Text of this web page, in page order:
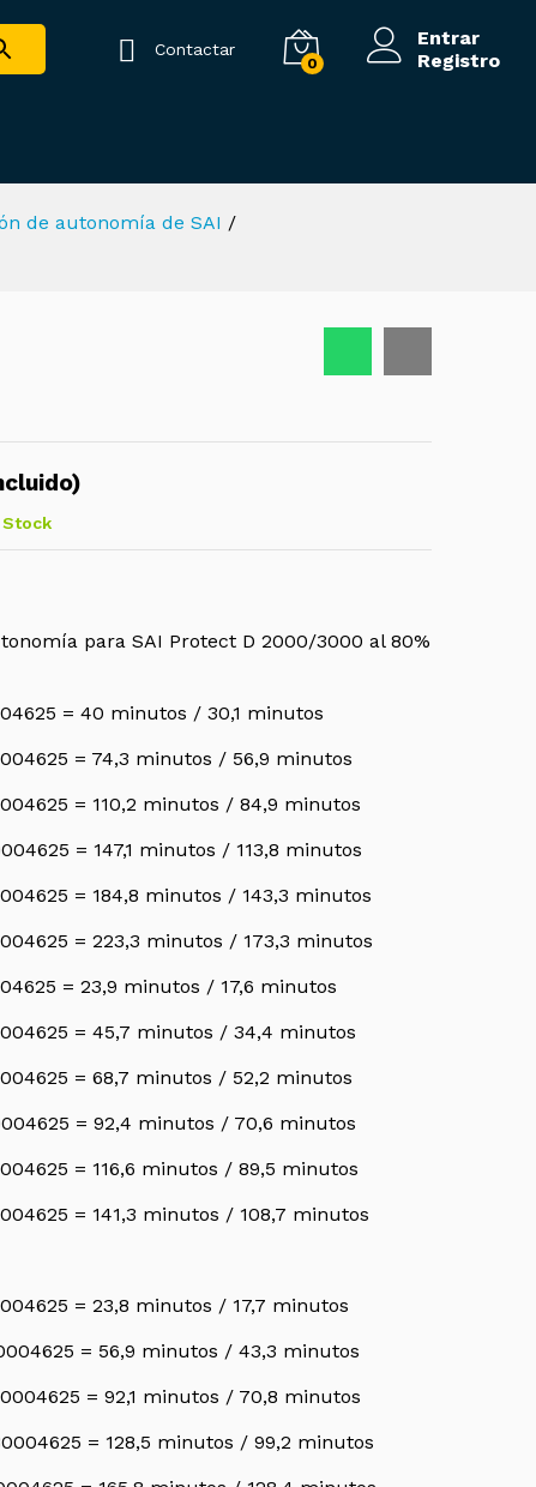
Contactar
0
Entrar
Registro
de autonomía de SAI /
Stock
para SAI Protect D 2000/3000 al 80%
= 40 minutos / 30,1 minutos
= 74,3 minutos / 56,9 minutos
= 110,2 minutos / 84,9 minutos
= 147,1 minutos / 113,8 minutos
= 184,8 minutos / 143,3 minutos
= 223,3 minutos / 173,3 minutos
= 23,9 minutos / 17,6 minutos
= 45,7 minutos / 34,4 minutos
= 68,7 minutos / 52,2 minutos
= 92,4 minutos / 70,6 minutos
= 116,6 minutos / 89,5 minutos
= 141,3 minutos / 108,7 minutos
= 23,8 minutos / 17,7 minutos
= 56,9 minutos / 43,3 minutos
= 92,1 minutos / 70,8 minutos
= 128,5 minutos / 99,2 minutos
774,40€
IVA
incluido)
Añadir al carrito